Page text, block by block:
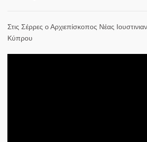
Στις Σέρρες ο Αρχιεπίσκοπος Νέας
Κύπρου